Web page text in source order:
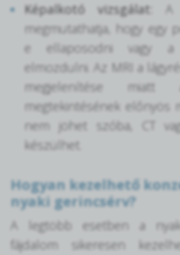
Képalkotó vizsgálat:
A
megmutathatja, hogy egy
e ellaposodni vagy a
elmozdulni. Az MRI a
megjelenítése miatt
megtekintésének előnyös
nem jöhet szóba, CT
készülhet.
Hogyan kezelhető
nyaki gerincsérv?
A legtöbb esetben a
fájdalom sikeresen